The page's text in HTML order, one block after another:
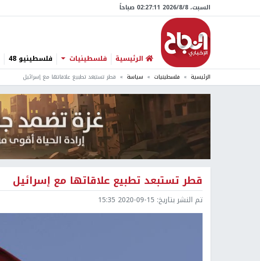
السبت، 8/‏8/‏2026 02:27:12 صباحاً
الرئيسية فلسطينيات فلسطينيو 48
الرئيسية فلسطينيات سياسة قطر تستبعد تطبيع علاقاتها مع إسرائيل
قطر تستبعد تطبيع علاقاتها مع إسرائيل
تم النشر بتاريخ: 2020-09-15 15:35